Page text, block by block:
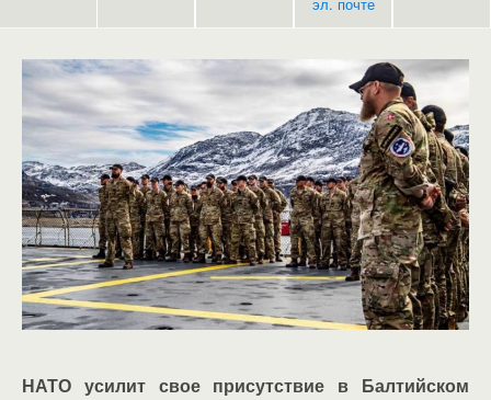
НАТО усилит свое присутствие в Балтийском